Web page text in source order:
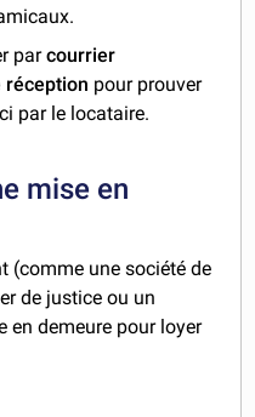
parcourrier
réception pour prouver
par le locataire.
mise en
(comme une société de
de justice ou un
en demeure pour loyer